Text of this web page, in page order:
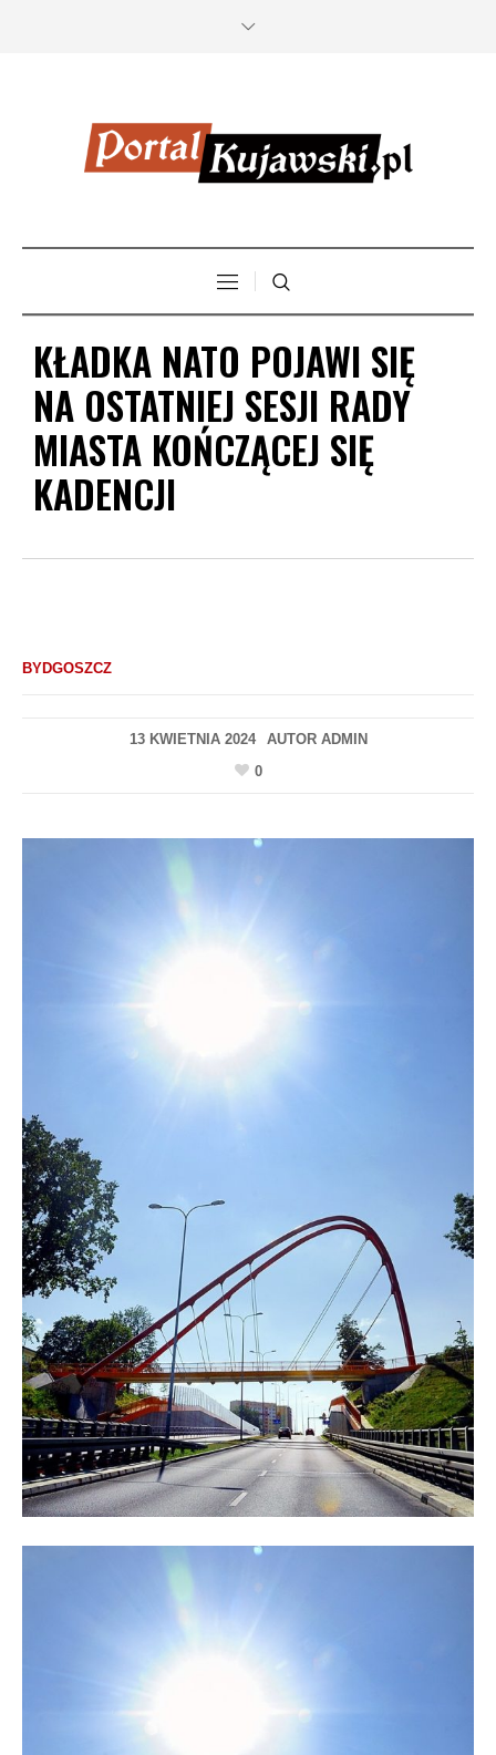
KŁADKA NATO POJAWI SIĘ
NA OSTATNIEJ SESJI RADY
MIASTA KOŃCZĄCEJ SIĘ
KADENCJI
BYDGOSZCZ
13 KWIETNIA 2024 AUTOR ADMIN
0